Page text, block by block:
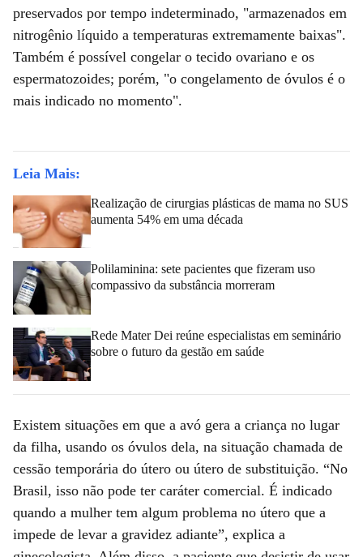
preservados por tempo indeterminado, "armazenados em
nitrogênio líquido a temperaturas extremamente baixas".
Também é possível congelar o tecido ovariano e os
espermatozoides; porém, "o congelamento de óvulos é o
mais indicado no momento".
Leia Mais:
Realização de cirurgias plásticas de mama no SUS
aumenta 54% em uma década
Polilaminina: sete pacientes que fizeram uso
compassivo da substância morreram
Rede Mater Dei reúne especialistas em seminário
sobre o futuro da gestão em saúde
Existem situações em que a avó gera a criança no lugar
da filha, usando os óvulos dela, na situação chamada de
cessão temporária do útero ou útero de substituição. “No
Brasil, isso não pode ter caráter comercial. É indicado
quando a mulher tem algum problema no útero que a
impede de levar a gravidez adiante”, explica a